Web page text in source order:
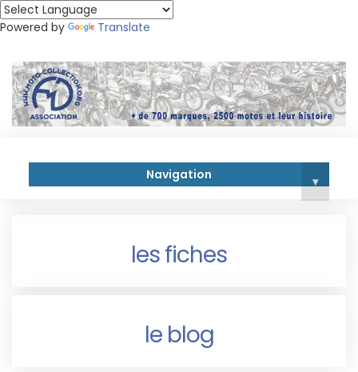
Powered by Translate
Navigation ▾
les fiches
le blog